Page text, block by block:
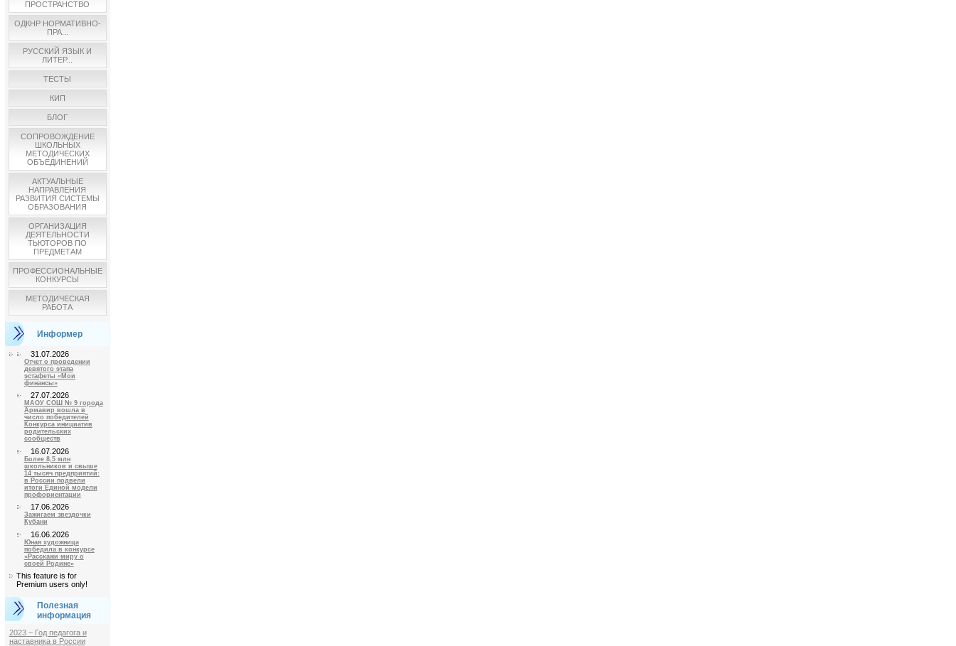
ПРОСТРАНСТВО
ОДКНР НОРМАТИВНО-
ПРА...
РУССКИЙ ЯЗЫК И
ЛИТЕР...
ТЕСТЫ
КИП
БЛОГ
СОПРОВОЖДЕНИЕ
ШКОЛЬНЫХ
МЕТОДИЧЕСКИХ
ОБЪЕДИНЕНИЙ
АКТУАЛЬНЫЕ
НАПРАВЛЕНИЯ
РАЗВИТИЯ СИСТЕМЫ
ОБРАЗОВАНИЯ
ОРГАНИЗАЦИЯ
ДЕЯТЕЛЬНОСТИ
ТЬЮТОРОВ ПО
ПРЕДМЕТАМ
ПРОФЕССИОНАЛЬНЫЕ
КОНКУРСЫ
МЕТОДИЧЕСКАЯ
РАБОТА
Информер
31.07.2026
Отчет о проведении
девятого этапа
эстафеты «Мои
финансы»
27.07.2026
МАОУ СОШ № 9 города
Армавир вошла в
число победителей
Конкурса инициатив
родительских
сообществ
16.07.2026
Более 8,5 млн
школьников и свыше
14 тысяч предприятий:
в России подвели
итоги Единой модели
профориентации
17.06.2026
Зажигаем звездочки
Кубани
16.06.2026
Юная художница
победила в конкурсе
«Расскажи миру о
своей Родине»
This feature is for
Premium users only!
Полезная
информация
2023 – Год педагога и
наставника в России